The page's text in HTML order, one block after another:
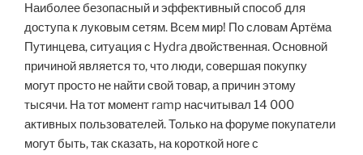
Наиболее безопасный и эффективный способ для
доступа к луковым сетям. Всем мир! По словам Артёма
Путинцева, ситуация с Hydra двойственная. Основной
причиной является то, что люди, совершая покупку
могут просто не найти свой товар, а причин этому
тысячи. На тот момент ramp насчитывал 14 000
активных пользователей. Только на форуме покупатели
могут быть, так сказать, на короткой ноге с